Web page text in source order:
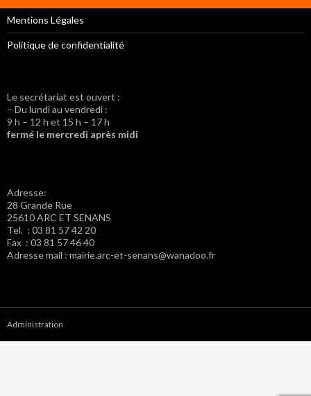
Mentions Légales
Politique de confidentialité
Le secrétariat est ouvert :
– Du lundi au vendredi :
9 h – 12 h et 15 h – 17 h
fermé le mercredi après midi
Adresse:
28 Grande Rue
25610 ARC ET SENANS
Tel. : 03 81 57 42 20
Fax : 03 81 57 46 40
Adresse mail : mairie.arc-et-senans@wanadoo.fr
Administration